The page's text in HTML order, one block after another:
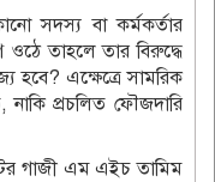
সদস্য বা কর্মকর্তার
তাহলে তার বিরুদ্ধে
হবে? এক্ষেত্রে সামরিক
প্রচলিত ফৌজদারি
গাজী এম এইচ তামিম